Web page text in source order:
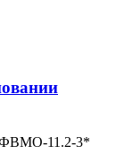
11.2-3*